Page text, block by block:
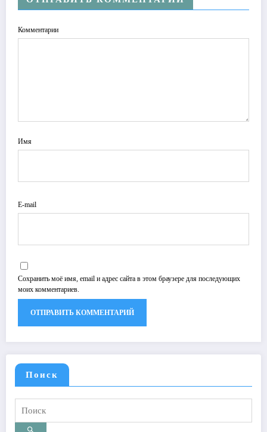
Комментарии
Имя
E-mail
Сохранить моё имя, email и адрес сайта в этом браузере для последующих
моих комментариев.
Поиск